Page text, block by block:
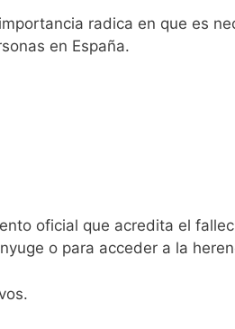
radica en que es
en España.
oficial que acredita el
o para acceder a la